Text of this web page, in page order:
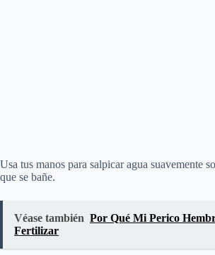
Usa tus manos para salpicar agua suavemente
que se bañe.
Véase también Por Qué Mi Perico
Fertilizar